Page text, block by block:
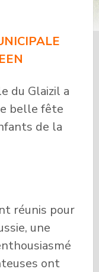
du Glaizil a
belle fête
de la
réunis pour
une
ont